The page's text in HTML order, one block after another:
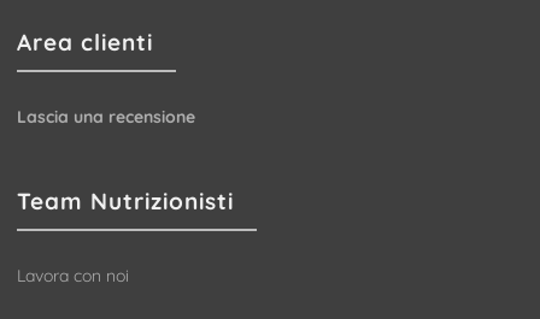
Area clienti
Lascia una recensione
Team Nutrizionisti
Lavora con noi